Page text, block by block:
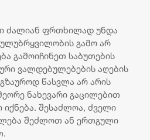
ძალიან ფრთხილად უნდა
გამო არ
გამოიჩინეთ საბუთების
ვალდებულებების აღების
წასვლა არ არის
ნახევარი გაცილებით
შესაძლოა, ძველი
შეძლოთ ან ერთგული